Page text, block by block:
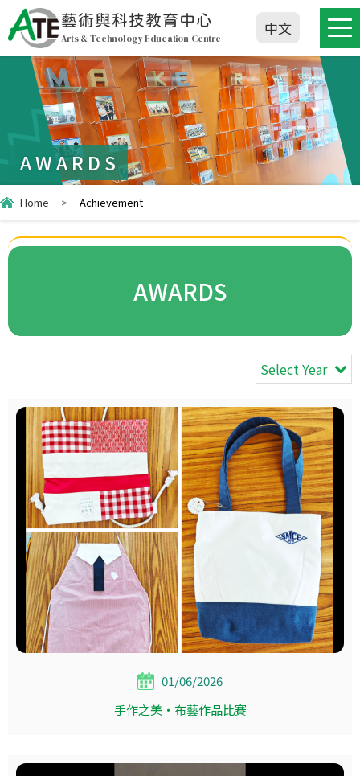
藝術與科技教育中心
Arts & Technology Education Centre
中文
AWARDS
Home > Achievement
AWARDS
Select Year
01/06/2026
手作之美‧布藝作品比賽